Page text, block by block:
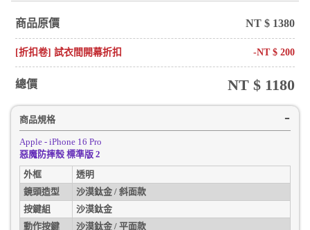
商品原價 NT $ 1380
[折扣卷] 試衣間開幕折扣 -NT $200
總價 NT $ 1180
商品規格
Apple - iPhone 16 Pro
惡魔防摔殼 標準版 2
外框
透明
鏡頭造型
沙漠鈦金 / 斜面款
按鍵組
沙漠鈦金
動作按鍵
沙漠鈦金 / 平面款